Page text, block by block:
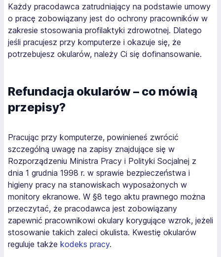
Każdy pracodawca zatrudniający na podstawie umowy
o pracę zobowiązany jest do ochrony pracowników w
zakresie stosowania profilaktyki zdrowotnej. Dlatego
jeśli pracujesz przy komputerze i okazuje się, że
potrzebujesz okularów, należy Ci się dofinansowanie.
Refundacja okularów – co mówią
przepisy?
Pracując przy komputerze, powinieneś zwrócić
szczególną uwagę na zapisy znajdujące się w
Rozporządzeniu Ministra Pracy i Polityki Socjalnej z
dnia 1 grudnia 1998 r. w sprawie bezpieczeństwa i
higieny pracy na stanowiskach wyposażonych w
monitory ekranowe. W §8 tego aktu prawnego można
przeczytać, że pracodawca jest zobowiązany
zapewnić pracownikowi okulary korygujące wzrok, jeżeli
stosowanie takich zaleci okulista. Kwestię okularów
reguluje także kodeks pracy.